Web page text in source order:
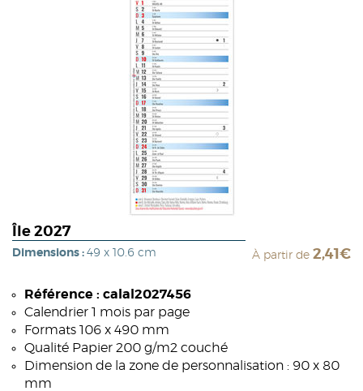
Île 2027
Dimensions : 49 x 10.6 cm À partir de 2,41€
Référence : calal2027456
Calendrier 1 mois par page
Formats 106 x 490 mm
Qualité Papier 200 g/m2 couché
Dimension de la zone de personnalisation : 90 x 80
mm